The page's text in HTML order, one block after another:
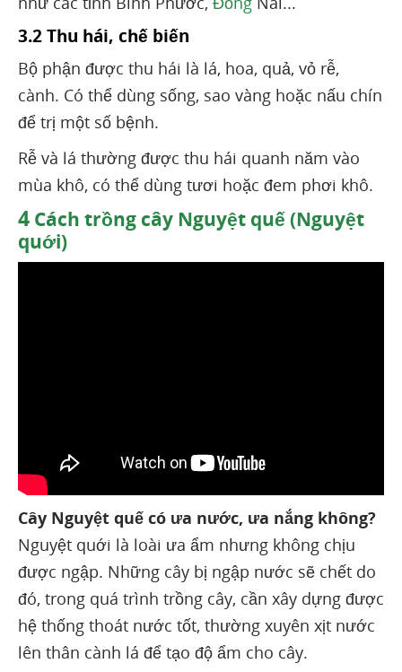
3.2 Thu hái, chế biến
Bộ phận được thu hái là lá, hoa, quả, vỏ rễ,
cành. Có thể dùng sống, sao vàng hoặc nấu chín
để trị một số bệnh.
Rễ và lá thường được thu hái quanh năm vào
mùa khô, có thể dùng tươi hoặc đem phơi khô.
4 Cách trồng cây Nguyệt quế (Nguyệt
quới)
Cây Nguyệt quế có ưa nước, ưa nắng không?
Nguyệt quới là loài ưa ẩm nhưng không chịu
được ngập. Những cây bị ngập nước sẽ chết do
đó, trong quá trình trồng cây, cần xây dựng được
hệ thống thoát nước tốt, thường xuyên xịt nước
lên thân cành lá để tạo độ ẩm cho cây.